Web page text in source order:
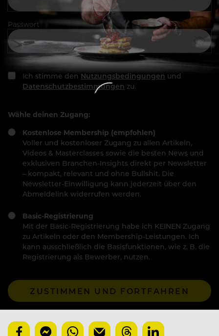
Passwort
Ich stimme den Nutzungsbedingungen und
Datenschutzbestimmungen zu.
Wähle deinen Zugang:
Kostenlose Membership (empfohlen)
Voller und kostenloser Zugang zu allen Artikeln,
Videos & Masterclasses sowie die besten News und
exklusiven Branchen-Insights direkt per Newsletter
– kompakt, relevant und ohne Bullshit. Die
Newsletter-Einwilligung kann jederzeit über den
Abmeldelink widerrufen werden.
Basic-Registrierung
Mit der Basic-Registrierung habe ich KEINEN Zugang
zu Artikeln oder den Membership-Leistungen. Ich
kann ausschließlich die Basisfunktionen, wie z. B. die
Registrierung als Bewerber, nutzen.
ZUSTIMMEN UND FORTFAHREN